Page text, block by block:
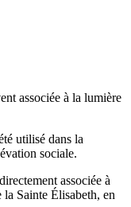
associée à la lumière
utilisé dans la
sociale.
associée à
Sainte Élisabeth, en